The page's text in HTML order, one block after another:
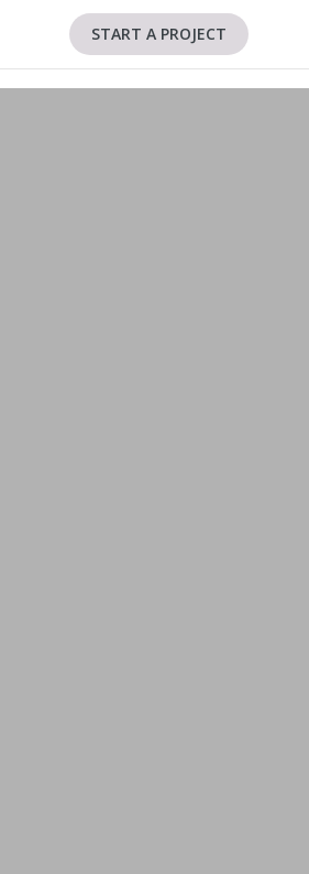
START A PROJECT